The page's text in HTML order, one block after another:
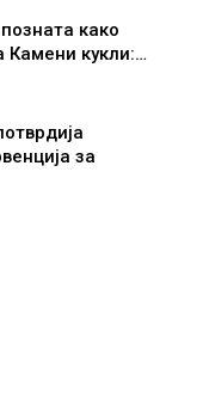
како
Камени кукли:…
за